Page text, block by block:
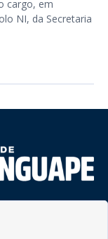
cargo, em
NI, da Secretaria